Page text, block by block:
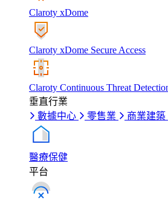
Claroty xDome
Claroty xDome Secure Access
Claroty Continuous Threat
垂直行業
數據中心
零售業 商業建築
醫療保健
平台